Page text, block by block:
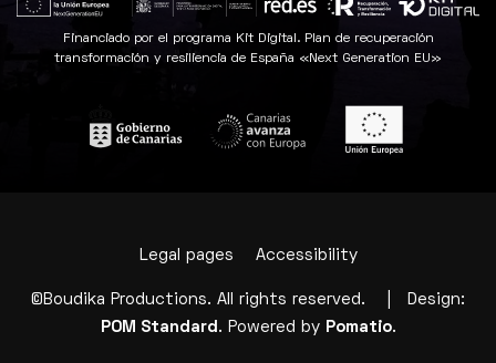
Financiado por el programa Kit Digital. Plan de recuperación
transformación y resiliencia de España «Next Generation EU»
Legal pages Accessibility
©Boudika Productions. All rights reserved. | Design:
POM Standard . Powered by Pomatio.